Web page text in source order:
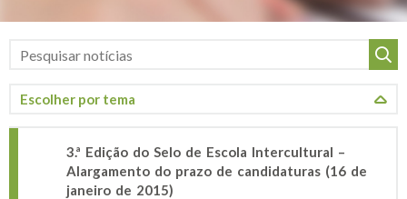
3.ª Edição do Selo de Escola Intercultural –
Alargamento do prazo de candidaturas (16 de
janeiro de 2015)